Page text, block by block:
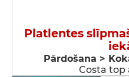
Platlentes
Pārdošana >
Costa